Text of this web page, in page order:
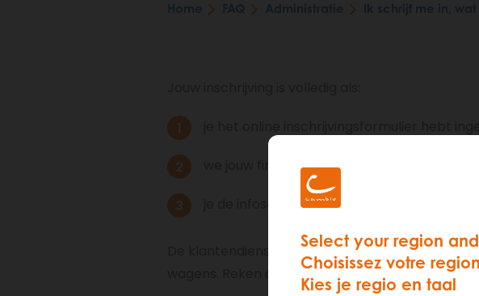
Select your region
Choisissez votre
Kies je regio en taal
Home FAQ Administratie Ik schrijf me in, wat
we jouw financieringsbijdrage en
je de infosessie en bijhorende quiz
De klantendienst controleer je gegevens
wagens. Reken op maximum enkele werkdagen.